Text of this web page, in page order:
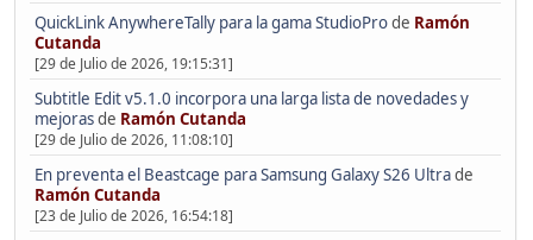
QuickLink AnywhereTally para la gama StudioProde Ramón
Cutanda
[29 de Julio de 2026, 19:15:31]
Subtitle Edit v5.1.0 incorpora una larga lista de novedades y
mejorasde Ramón Cutanda
[29 de Julio de 2026, 11:08:10]
En preventa el Beastcage para Samsung Galaxy S26 Ultrade
Ramón Cutanda
[23 de Julio de 2026, 16:54:18]